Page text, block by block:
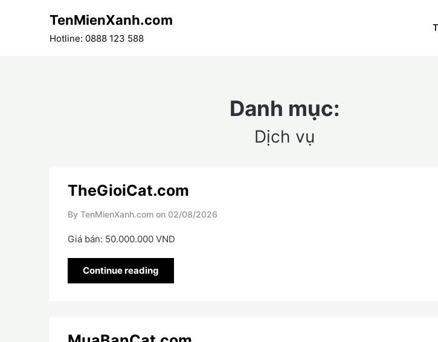
TenMienXanh.com
Hotline: 0888 123 588
Danh mục:
Dịch vụ
TheGioiCat.com
By TenMienXanh.com on 02/08/2026
Giá bán: 50.000.000 VND
Continue reading